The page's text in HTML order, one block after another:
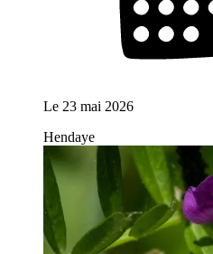
Le 23 mai 2026
Hendaye